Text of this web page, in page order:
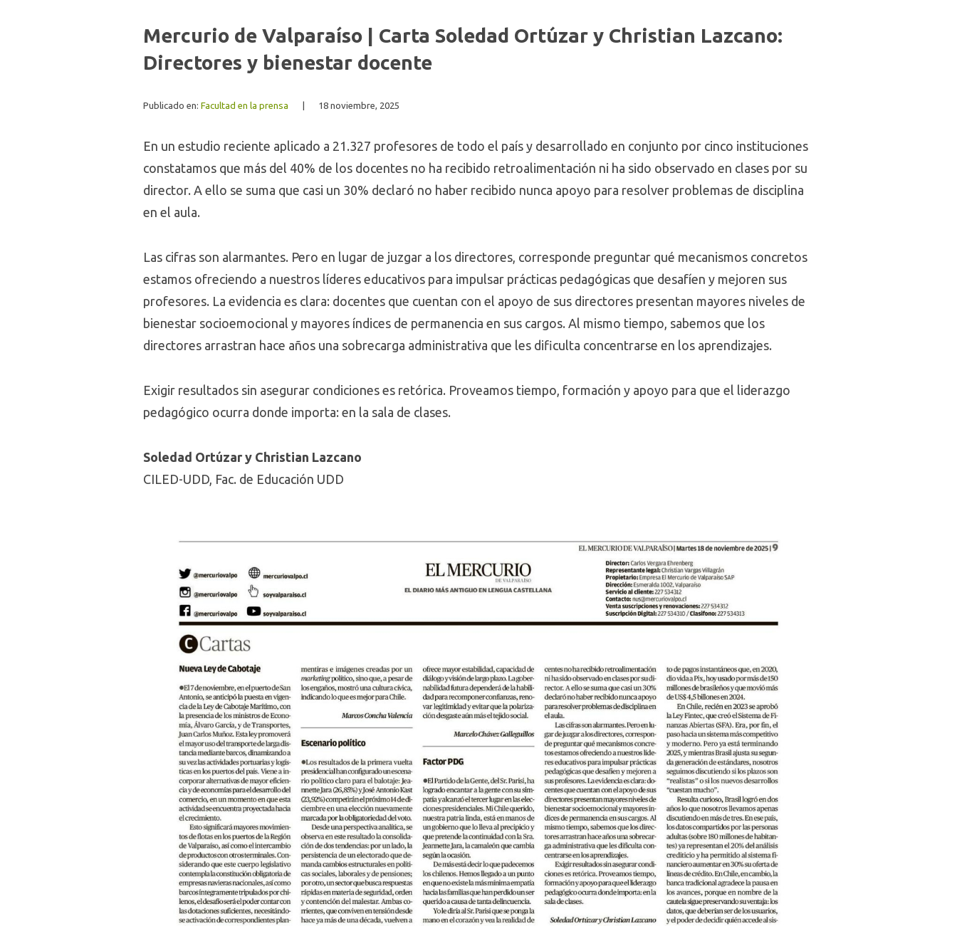
Mercurio de Valparaíso | Carta Soledad Ortúzar y Christian Lazcano:
Directores y bienestar docente
Publicado en: Facultad en la prensa 18 noviembre, 2025
En un estudio reciente aplicado a 21.327 profesores de todo el país y desarrollado en conjunto por cinco instituciones
constatamos que más del 40% de los docentes no ha recibido retroalimentación ni ha sido observado en clases por su
director. A ello se suma que casi un 30% declaró no haber recibido nunca apoyo para resolver problemas de disciplina
en el aula.
Las cifras son alarmantes. Pero en lugar de juzgar a los directores, corresponde preguntar qué mecanismos concretos
estamos ofreciendo a nuestros líderes educativos para impulsar prácticas pedagógicas que desafíen y mejoren sus
profesores. La evidencia es clara: docentes que cuentan con el apoyo de sus directores presentan mayores niveles de
bienestar socioemocional y mayores índices de permanencia en sus cargos. Al mismo tiempo, sabemos que los
directores arrastran hace años una sobrecarga administrativa que les dificulta concentrarse en los aprendizajes.
Exigir resultados sin asegurar condiciones es retórica. Proveamos tiempo, formación y apoyo para que el liderazgo
pedagógico ocurra donde importa: en la sala de clases.
Soledad Ortúzar y Christian Lazcano
CILED-UDD, Fac. de Educación UDD